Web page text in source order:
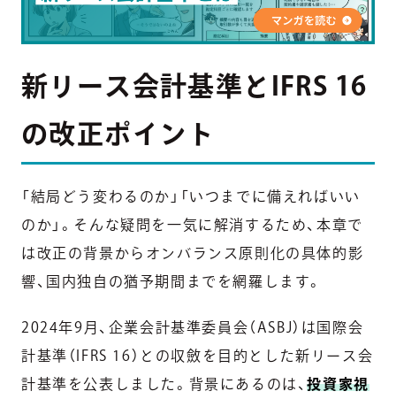
新リース会計基準とIFRS 16
の改正ポイント
「結局どう変わるのか」「いつまでに備えればいい
のか」。そんな疑問を一気に解消するため、本章で
は改正の背景からオンバランス原則化の具体的影
響、国内独自の猶予期間までを網羅します。
2024年9月、企業会計基準委員会（ASBJ）は国際会
計基準（IFRS 16）との収斂を目的とした新リース会
計基準を公表しました。背景にあるのは、投資家視